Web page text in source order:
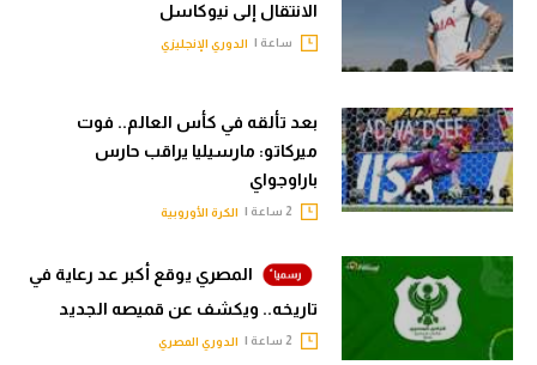
الانتقال إلى نيوكاسل
ساعة | الدوري الإنجليزي
بعد تألقه في كأس العالم.. فوت
ميركاتو: مارسيليا يراقب حارس
باراوجواي
الكرة الأوروبية
المصري يوقع أكبر عد رعاية في
تاريخه.. ويكشف عن قميصه الجديد
الدوري المصري